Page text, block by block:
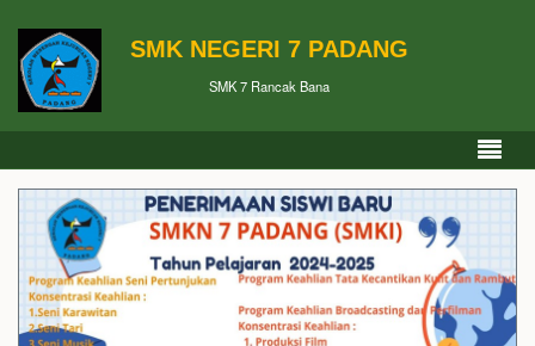
SMK NEGERI 7 PADANG
SMK 7 Rancak Bana